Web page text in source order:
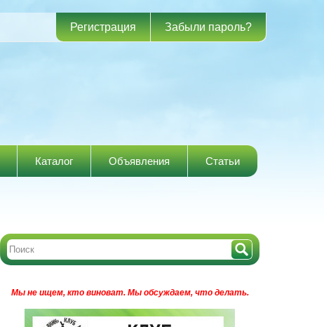
Регистрация Забыли пароль?
Каталог Объявления Статьи
Мы не ищем, кто виноват. Мы обсуждаем, что делать.